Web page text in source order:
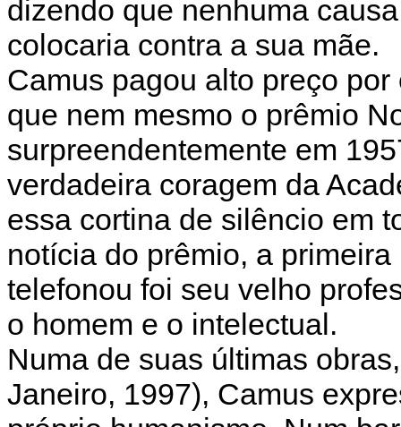
dizendo que nenhuma
colocaria contra a sua mãe.
Camus pagou alto preço
que nem mesmo o prêmio
surpreendentemente em
verdadeira coragem da
essa cortina de silêncio em
notícia do prêmio, a
telefonou foi seu velho
o homem e o intelectual.
Numa de suas últimas
Janeiro, 1997), Camus